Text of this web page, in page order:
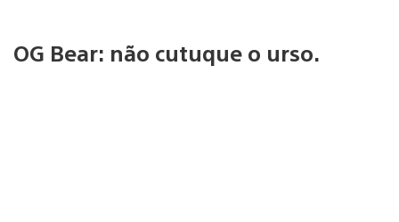
OG Bear: não cutuque o urso.